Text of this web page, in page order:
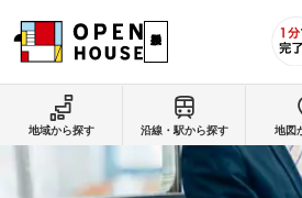
地域から探す 沿線・駅から探す 地図